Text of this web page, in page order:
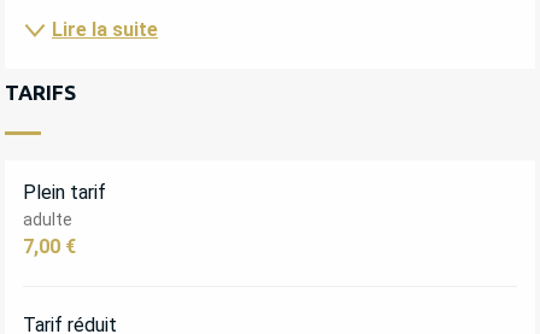
Lire la suite
TARIFS
Plein tarif
adulte
7,00 €
Tarif réduit